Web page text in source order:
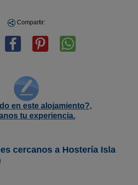
Compartir:
en este alojamiento?,
tu experiencia.
cercanos a Hostería Isla